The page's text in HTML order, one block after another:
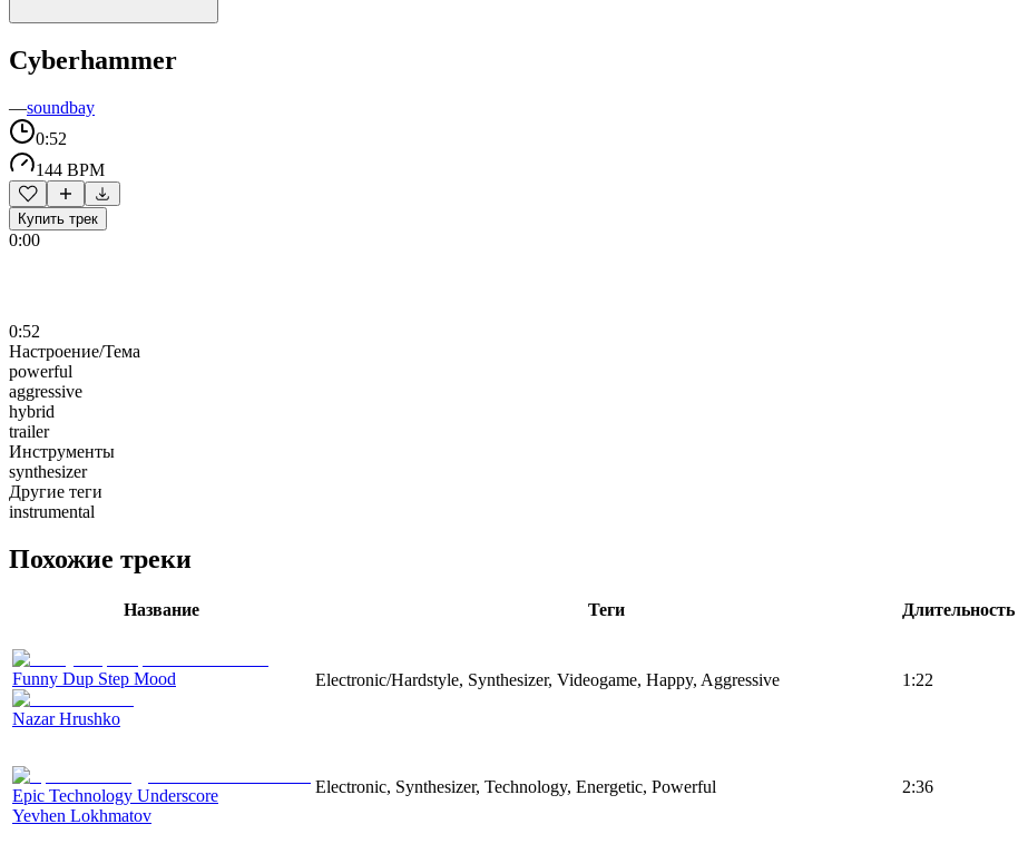
Cyberhammer
—soundbay
0:52
144 BPM
Купить трек
0:00
0:52
Настроение/Тема
powerful
aggressive
hybrid
trailer
Инструменты
synthesizer
Другие теги
instrumental
Похожие треки
Название Теги Длительность
Funny Dup Step Mood
Nazar Hrushko
Electronic/Hardstyle, Synthesizer, Videogame, Happy, Aggressive 1:22
Epic Technology Underscore
Yevhen Lokhmatov
Electronic, Synthesizer, Technology, Energetic, Powerful 2:36